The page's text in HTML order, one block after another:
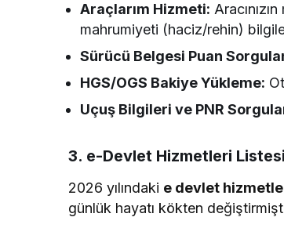
Araçlarım Hizmeti:
mahrumiyeti (haciz/rehin)
Sürücü Belgesi Puan
HGS/OGS Bakiye Yükleme:
Uçuş Bilgileri ve PNR
3. e-Devlet Hizmetleri
2026 yılındaki e devlet
günlük hayatı kökten